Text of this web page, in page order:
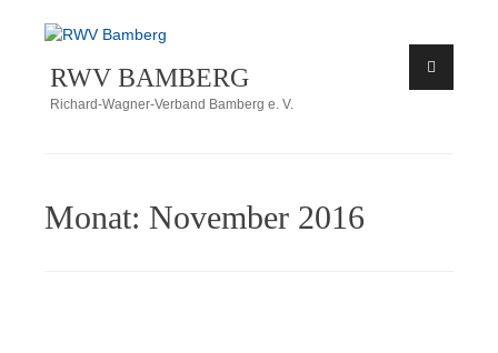
Zum
springen
RWV BAMBERG
Richard-Wagner-Verband Bamberg e. V.
Monat: November 2016